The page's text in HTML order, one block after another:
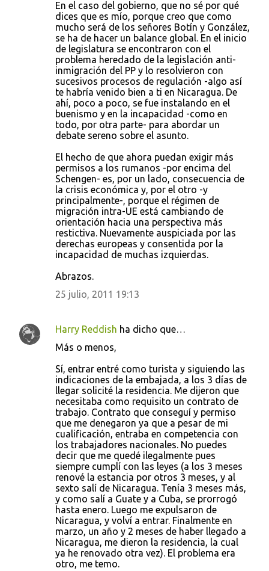
En el caso del gobierno, que no sé por qué
dices que es mío, porque creo que como
mucho será de los señores Botín y González,
se ha de hacer un balance global. En el inicio
de legislatura se encontraron con el
problema heredado de la legislación anti-
inmigración del PP y lo resolvieron con
sucesivos procesos de regulación -algo así
te habría venido bien a ti en Nicaragua. De
ahí, poco a poco, se fue instalando en el
buenismo y en la incapacidad -como en
todo, por otra parte- para abordar un
debate sereno sobre el asunto.
El hecho de que ahora puedan exigir más
permisos a los rumanos -por encima del
Schengen- es, por un lado, consecuencia de
la crisis económica y, por el otro -y
principalmente-, porque el régimen de
migración intra-UE está cambiando de
orientación hacia una perspectiva más
restictiva. Nuevamente auspiciada por las
derechas europeas y consentida por la
incapacidad de muchas izquierdas.
Abrazos.
25 julio, 2011 19:13
Harry Reddish ha dicho que…
Más o menos,
Sí, entrar entré como turista y siguiendo las
indicaciones de la embajada, a los 3 días de
llegar solicité la residencia. Me dijeron que
necesitaba como requisito un contrato de
trabajo. Contrato que conseguí y permiso
que me denegaron ya que a pesar de mi
cualificación, entraba en competencia con
los trabajadores nacionales. No puedes
decir que me quedé ilegalmente pues
siempre cumplí con las leyes (a los 3 meses
renové la estancia por otros 3 meses, y al
sexto salí de Nicaragua. Tenía 3 meses más,
y como salí a Guate y a Cuba, se prorrogó
hasta enero. Luego me expulsaron de
Nicaragua, y volví a entrar. Finalmente en
marzo, un año y 2 meses de haber llegado a
Nicaragua, me dieron la residencia, la cual
ya he renovado otra vez). El problema era
otro, me temo.